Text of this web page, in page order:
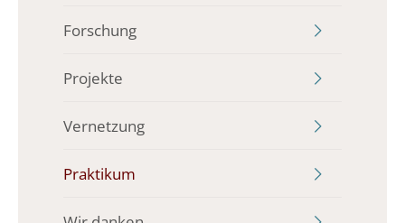
Forschung
Projekte
Vernetzung
Praktikum